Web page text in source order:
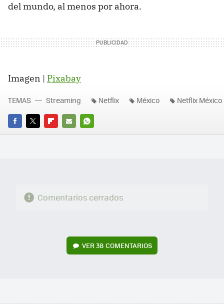
del mundo, al menos por ahora.
Imagen | Pixabay
FACEBOOK
TWITTERFLIPBOARD
E-
WHATSAPP
TEMAS Streaming Netflix México Netflix México
Comentarios cerrados
VER38 COMENTARIOS